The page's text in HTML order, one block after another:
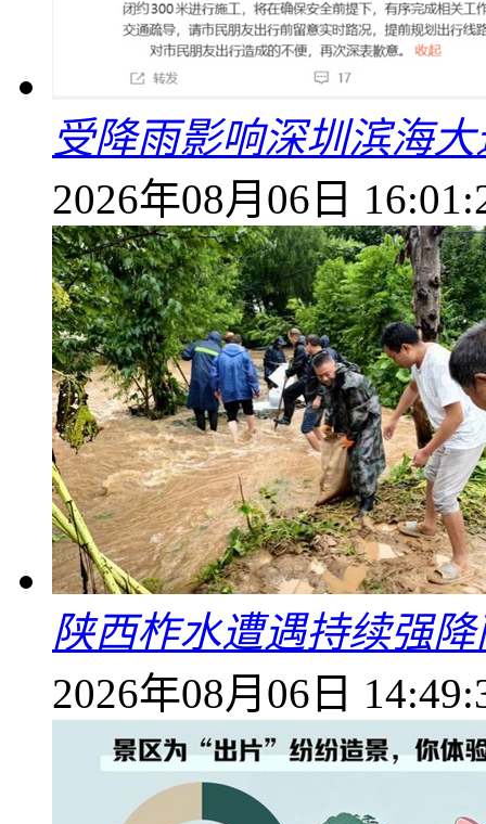
受降雨影响深圳滨海
2026年08月06日
陕西柞水遭遇持续强
2026年08月06日